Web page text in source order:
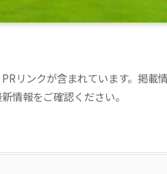
リンクが含まれています。掲載
情報をご確認ください。